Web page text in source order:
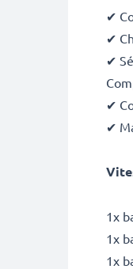
✔
✔
✔
✔
✔
1x
1x
1x